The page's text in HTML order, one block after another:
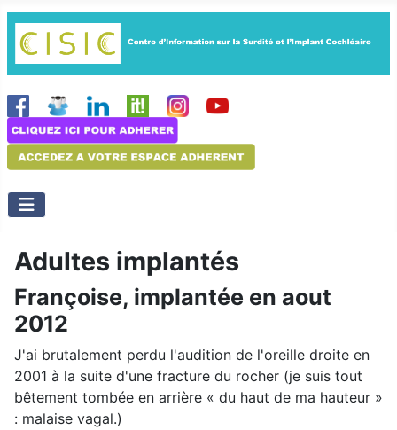
Adultes implantés
Françoise, implantée en aout
2012
J'ai brutalement perdu l'audition de l'oreille droite en
2001 à la suite d'une fracture du rocher (je suis tout
bêtement tombée en arrière « du haut de ma hauteur »
: malaise vagal.)